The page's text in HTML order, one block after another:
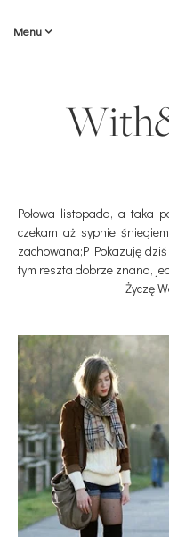
Menu
Połowa listopada, a taka
czekam aż sypnie
zachowana;P Pokazuję
tym reszta dobrze znana,
Życzę